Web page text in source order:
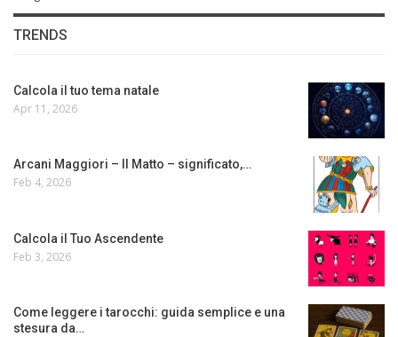
TRENDS
Calcola il tuo tema natale
Apr 11, 2026
Arcani Maggiori – Il Matto – significato,…
Feb 4, 2026
Calcola il Tuo Ascendente
Feb 3, 2026
Come leggere i tarocchi: guida semplice e una
stesura da…